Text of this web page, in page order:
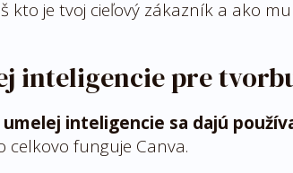
je tvoj cieľový zákazník a ako
inteligencie pre
inteligencie sa dajú
celkovo funguje Canva.